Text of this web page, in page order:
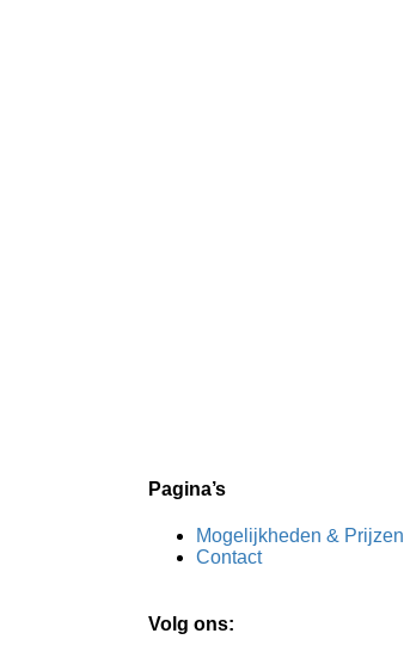
Pagina’s
Mogelijkheden & Prijzen
Contact
Volg ons: